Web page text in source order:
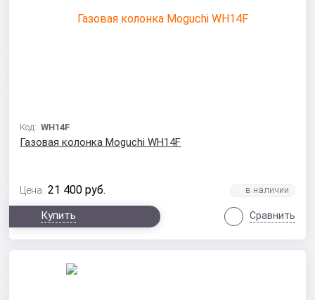
Код:WH14F
Газовая колонка Moguchi WH14F
Цена: 21 400 руб.
Купить Сравнить